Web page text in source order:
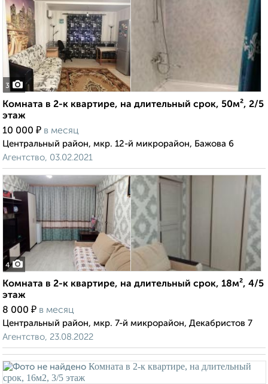
3
Комната в 2-к квартире, на длительный срок, 50м², 2/5
этаж
10 000 ₽ в месяц
Центральный район, мкр. 12-й микрорайон, Бажова 6
Агентство, 03.02.2021
4
Комната в 2-к квартире, на длительный срок, 18м², 4/5
этаж
8 000 ₽ в месяц
Центральный район, мкр. 7-й микрорайон, Декабристов 7
Агентство, 23.08.2022